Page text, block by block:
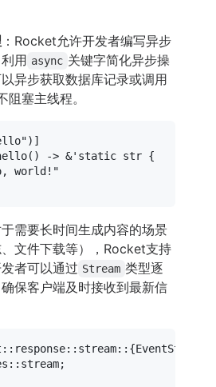
：Rocket允许开发者编写异步
用 async 关键字简化异步操
异步获取数据库记录或调用
阻塞主线程。
)]
() -> &'static str {
world!"
于需要长时间生成内容的场景
、文件下载等），Rocket支持
者可以通过 Stream 类型逐
保客户端及时接收到最新信